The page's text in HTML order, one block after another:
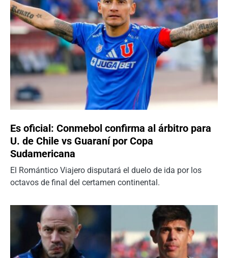
Es oficial: Conmebol confirma al árbitro para
U. de Chile vs Guaraní por Copa
Sudamericana
El Romántico Viajero disputará el duelo de ida por los
octavos de final del certamen continental.